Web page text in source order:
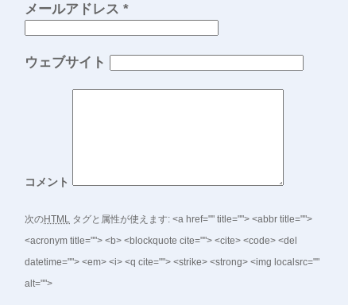
メールアドレス *
ウェブサイト
コメント
次のHTML タグと属性が使えます: <a href="" title=""> <abbr title="">
<acronym title=""> <b> <blockquote cite=""> <cite> <code> <del
datetime=""> <em> <i> <q cite=""> <strike> <strong> <img localsrc=""
alt="">